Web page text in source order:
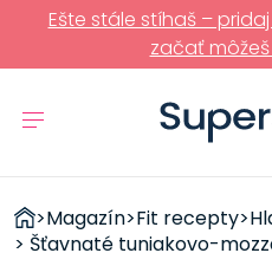
Ešte stále stíhaš – pridaj
začať
ZDRAVÉ
RÝCHLOVKY
>Magazín>Fit recepty>
> Šťavnaté tuniakovo-